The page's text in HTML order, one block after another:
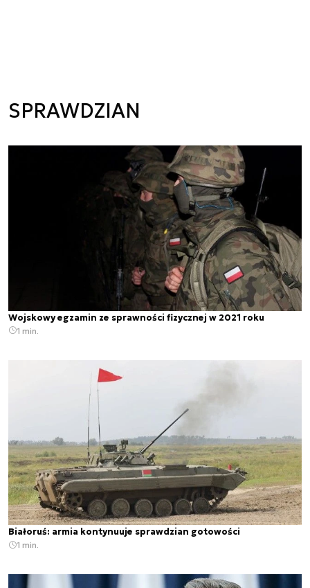
SPRAWDZIAN
Wojskowy egzamin ze sprawności fizycznej w 2021 roku
1 min.
Białoruś: armia kontynuuje sprawdzian gotowości
1 min.